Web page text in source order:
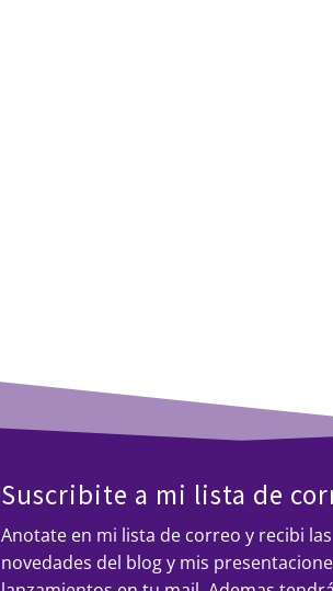
Suscribite a mi lista de
Anotate en mi lista de correo y recibi las
novedades del blog y mis